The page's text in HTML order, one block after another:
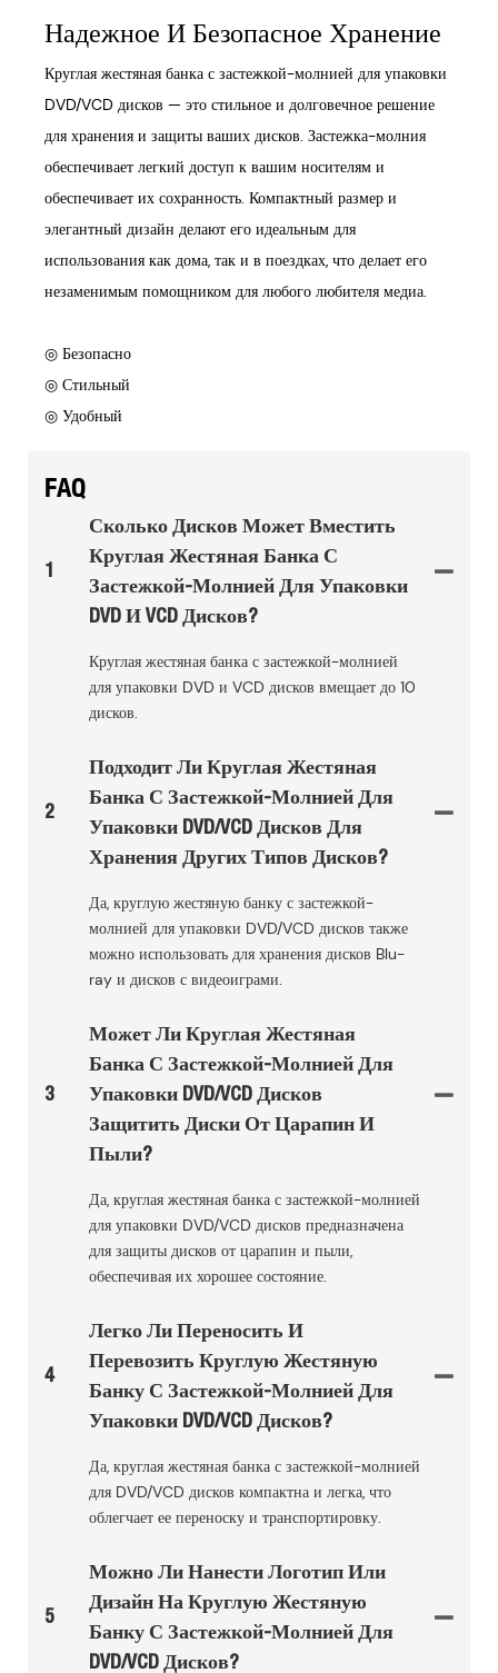
Надежное И Безопасное Хранение
Круглая жестяная банка с застежкой-молнией для упаковки
DVD/VCD дисков — это стильное и долговечное решение
для хранения и защиты ваших дисков. Застежка-молния
обеспечивает легкий доступ к вашим носителям и
обеспечивает их сохранность. Компактный размер и
элегантный дизайн делают его идеальным для
использования как дома, так и в поездках, что делает его
незаменимым помощником для любого любителя медиа.
◎ Безопасно
◎ Стильный
◎ Удобный
FAQ
1
Сколько Дисков Может Вместить
Круглая Жестяная Банка С
Застежкой-Молнией Для Упаковки
DVD И VCD Дисков?
Круглая жестяная банка с застежкой-молнией
для упаковки DVD и VCD дисков вмещает до 10
дисков.
2
Подходит Ли Круглая Жестяная
Банка С Застежкой-Молнией Для
Упаковки DVD/VCD Дисков Для
Хранения Других Типов Дисков?
Да, круглую жестяную банку с застежкой-
молнией для упаковки DVD/VCD дисков также
можно использовать для хранения дисков Blu-
ray и дисков с видеоиграми.
3
Может Ли Круглая Жестяная
Банка С Застежкой-Молнией Для
Упаковки DVD/VCD Дисков
Защитить Диски От Царапин И
Пыли?
Да, круглая жестяная банка с застежкой-молнией
для упаковки DVD/VCD дисков предназначена
для защиты дисков от царапин и пыли,
обеспечивая их хорошее состояние.
4
Легко Ли Переносить И
Перевозить Круглую Жестяную
Банку С Застежкой-Молнией Для
Упаковки DVD/VCD Дисков?
Да, круглая жестяная банка с застежкой-молнией
для DVD/VCD дисков компактна и легка, что
облегчает ее переноску и транспортировку.
5
Можно Ли Нанести Логотип Или
Дизайн На Круглую Жестяную
Банку С Застежкой-Молнией Для
DVD/VCD Дисков?